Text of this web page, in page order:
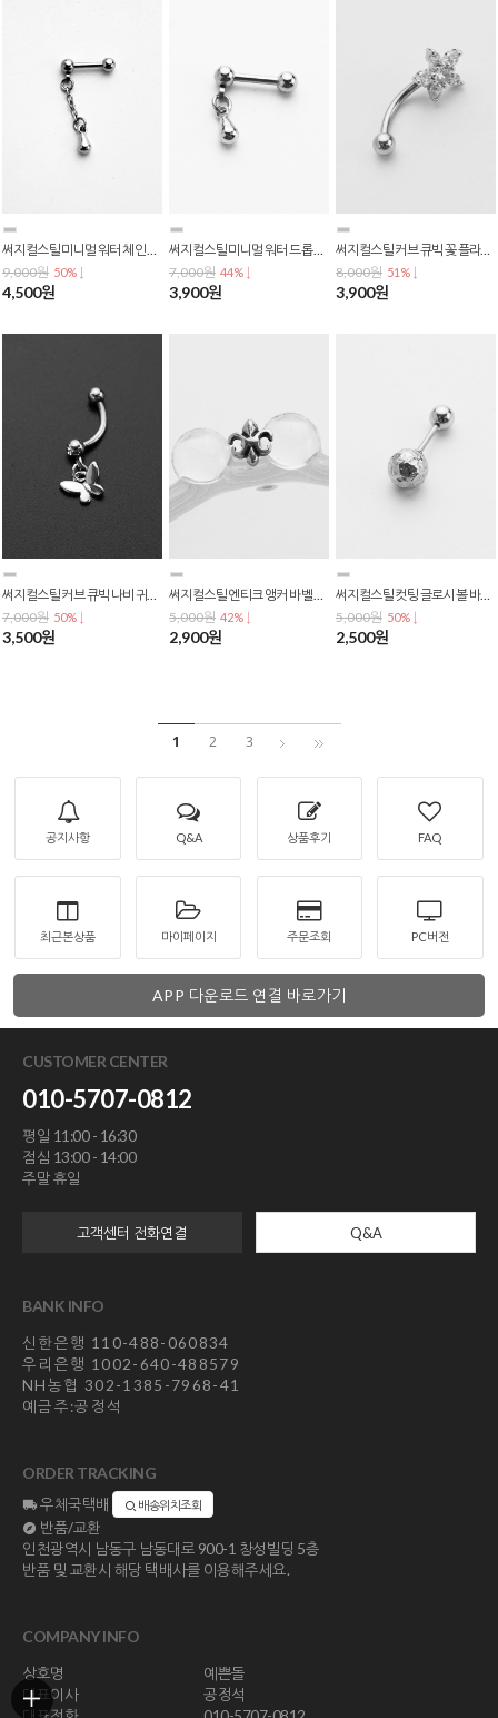
9,000원 50% ↓
4,500원
7,000원 44% ↓
3,900원
써지컬스틸 커브 큐빅 꽃 플라워 귀볼 눈썹 배꼽 바나나 피어싱 P-0696
8,000원 51% ↓
3,900원
7,000원 50% ↓
3,500원
5,000원 42% ↓
2,900원
써지컬스틸 컷팅 글로시 볼 바벨 피어싱 P-0691
5,000원 50% ↓
2,500원
1 2 3
공지사항 Q&A 상품후기 FAQ
최근본상품 마이페이지 주문조회 PC버전
APP 다운로드 연결 바로가기
CUSTOMER CENTER
010-5707-0812
평일 11:00 - 16:30
점심 13:00 - 14:00
주말 휴일
고객센터 전화연결 Q&A
BANK INFO
신한은행 110-488-060834
우리은행 1002-640-488579
NH농협 302-1385-7968-41
예금주:공정석
ORDER TRACKING
우체국택배 배송위치조회
반품/교환
인천광역시 남동구 남동대로 900-1 창성빌딩 5층
반품 및 교환시 해당 택배사를 이용해주세요.
COMPANY INFO
상호명
예쁜돌
대표이사
공정석